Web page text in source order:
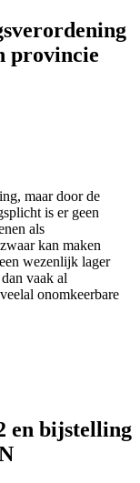
provincie
maar door de
is er geen
als
kan maken
wezenlijk lager
vaak al
onomkeerbare
en bijstelling